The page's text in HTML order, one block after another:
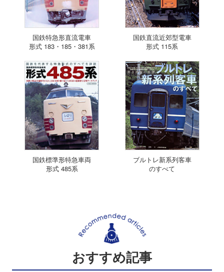
国鉄特急形直流電車
形式 183・185・381系
国鉄直流近郊型電車
形式 115系
国鉄標準形特急車両
形式 485系
ブルトレ新系列客車
のすべて
おすすめ記事